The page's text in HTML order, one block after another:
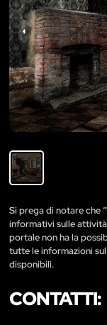
Si prega di notare che
informativi sulle
portale non ha la
tutte le informazioni
disponibili.
CONTATTI: